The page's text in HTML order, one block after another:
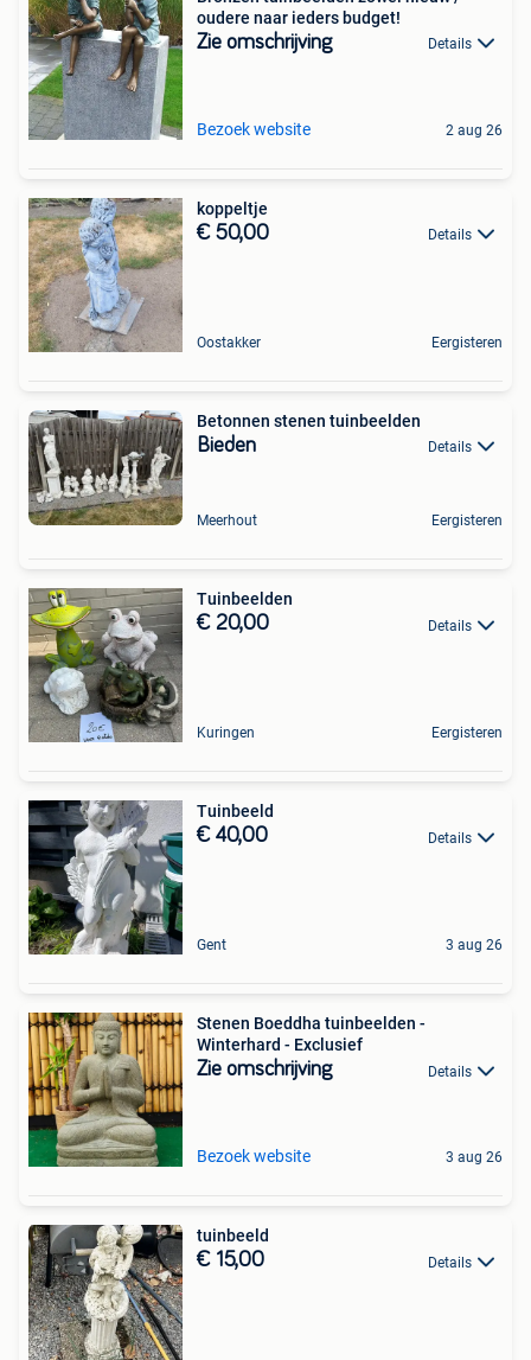
oudere naar ieders budget!
Zie omschrijving Details
Bezoek website 2 aug 26
koppeltje
€ 50,00 Details
Oostakker Eergisteren
Betonnen stenen tuinbeelden
Bieden Details
Meerhout Eergisteren
Tuinbeelden
€ 20,00 Details
Kuringen Eergisteren
Tuinbeeld
€ 40,00 Details
Gent 3 aug 26
Stenen Boeddha tuinbeelden -
Winterhard - Exclusief
Zie omschrijving Details
Bezoek website 3 aug 26
tuinbeeld
€ 15,00 Details